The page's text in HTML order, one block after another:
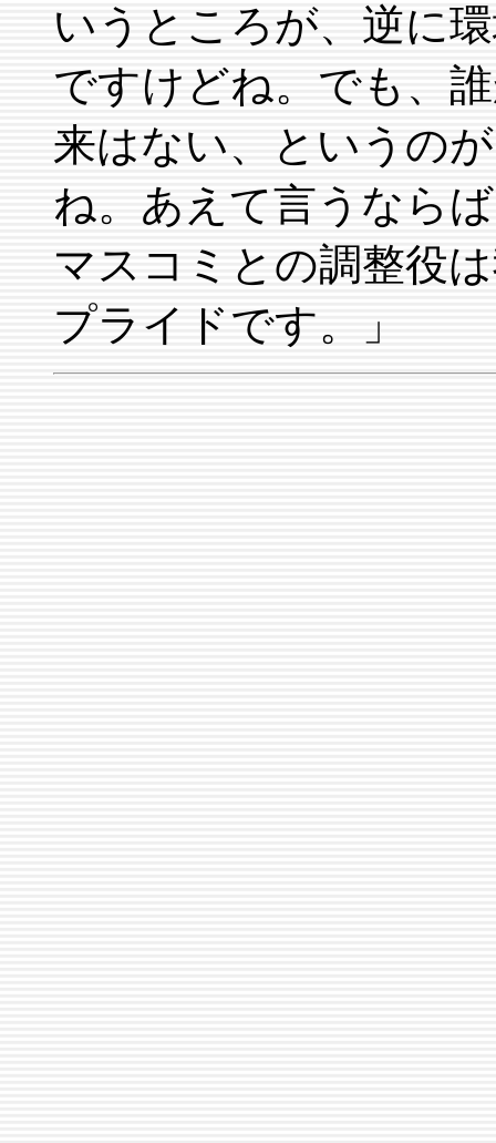
いうところが、逆に
ですけどね。でも、
来はない、というの
ね。あえて言うなら
マスコミとの調整役
プライドです。」